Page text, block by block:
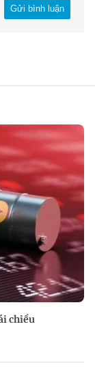
Gửi bình luận
chiều